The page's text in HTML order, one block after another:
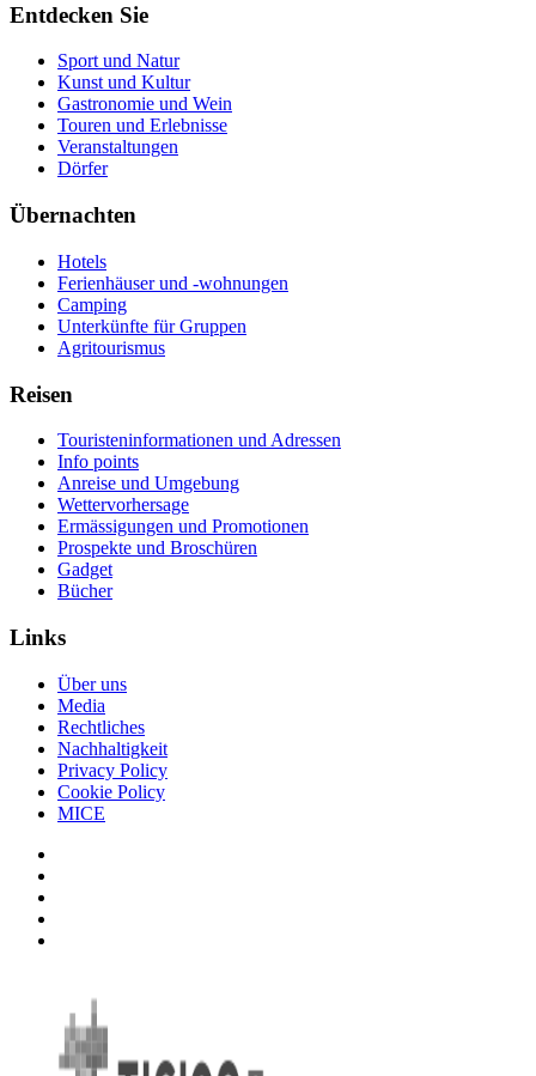
Entdecken Sie
Sport und Natur
Kunst und Kultur
Gastronomie und Wein
Touren und Erlebnisse
Veranstaltungen
Dörfer
Übernachten
Hotels
Ferienhäuser und -wohnungen
Camping
Unterkünfte für Gruppen
Agritourismus
Reisen
Touristeninformationen und Adressen
Info points
Anreise und Umgebung
Wettervorhersage
Ermässigungen und Promotionen
Prospekte und Broschüren
Gadget
Bücher
Links
Über uns
Media
Rechtliches
Nachhaltigkeit
Privacy Policy
Cookie Policy
MICE